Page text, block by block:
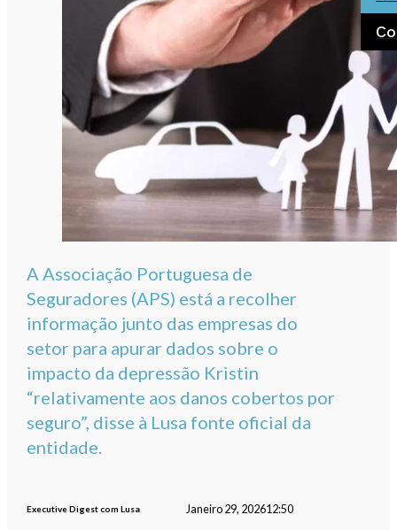
A Associação Portuguesa de
Seguradores (APS) está a recolher
informação junto das empresas do
setor para apurar dados sobre o
impacto da depressão Kristin
“relativamente aos danos cobertos por
seguro”, disse à Lusa fonte oficial da
entidade.
Executive Digest com Lusa Janeiro 29, 202612:50